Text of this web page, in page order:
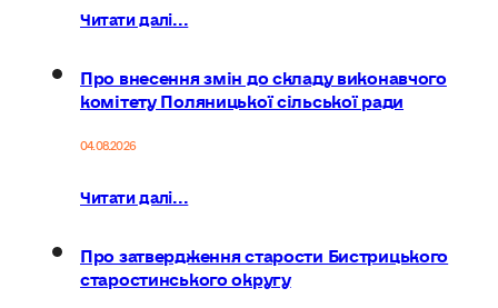
Читати далі...
Про внесення змін до складу виконавчого
комітету Поляницької сільської ради
04.08.2026
Читати далі...
Про затвердження старости Бистрицького
старостинського округу